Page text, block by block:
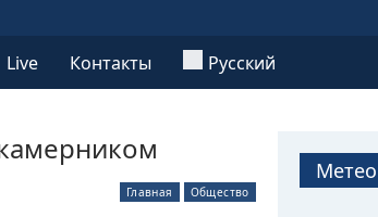
Live Контакты Русский
Главная Общество
Метео